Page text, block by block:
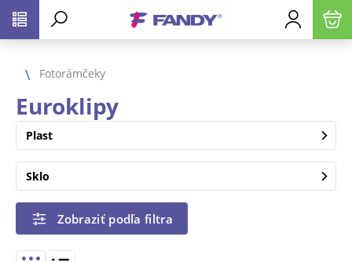
Fotorámčeky
Euroklipy
Plast
Sklo
Zobraziť podľa filtra